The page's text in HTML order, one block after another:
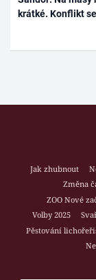
krátké. Konflikt
Jak zhubnout
Změna
ZOO Nové
Volby 2025
Pěstování